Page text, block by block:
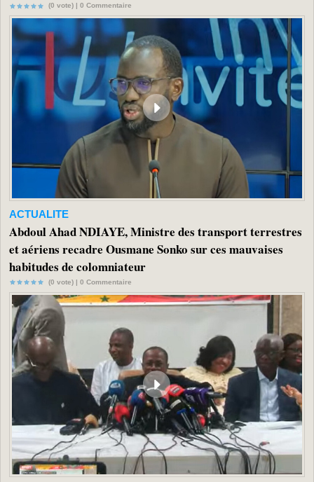
(0 vote) | 0 Commentaire
ACTUALITE
Abdoul Ahad NDIAYE, Ministre des transport terrestres
et aériens recadre Ousmane Sonko sur ces mauvaises
habitudes de colomniateur
(0 vote) | 0 Commentaire